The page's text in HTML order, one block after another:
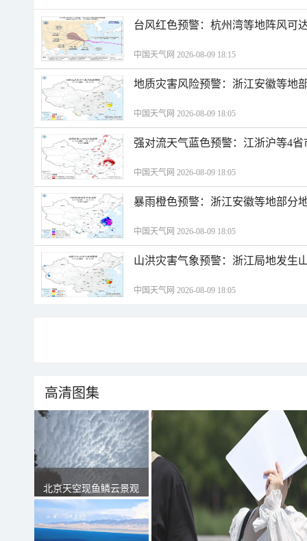
台风红色预警：杭州湾等地阵风可
中国天气网 2026-08-09 18:15
地质灾害风险预警：浙江安徽等地
中国天气网 2026-08-09 18:05
强对流天气蓝色预警：江浙沪等4
中国天气网 2026-08-09 18:05
暴雨橙色预警：浙江安徽等地部分
中国天气网 2026-08-09 18:05
山洪灾害气象预警：浙江局地发生
中国天气网 2026-08-09 18:05
高清图集
北京天空现鱼鳞云景观